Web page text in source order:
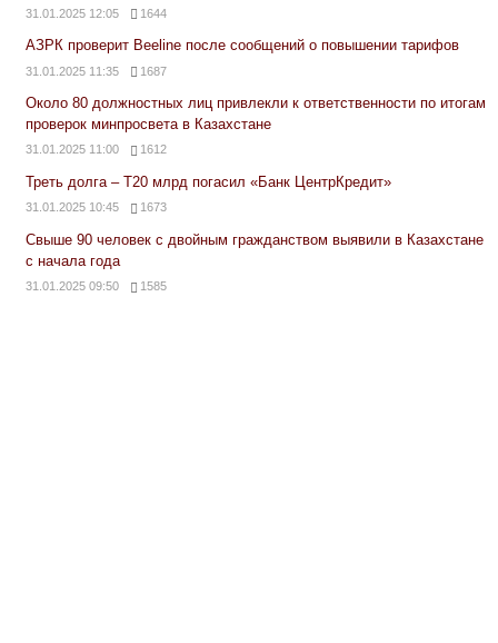
31.01.2025 12:05 1644
АЗРК проверит Beeline после сообщений о повышении тарифов
31.01.2025 11:35 1687
Около 80 должностных лиц привлекли к ответственности по итогам
проверок минпросвета в Казахстане
31.01.2025 11:00 1612
Треть долга – Т20 млрд погасил «Банк ЦентрКредит»
31.01.2025 10:45 1673
Свыше 90 человек с двойным гражданством выявили в Казахстане
с начала года
31.01.2025 09:50 1585